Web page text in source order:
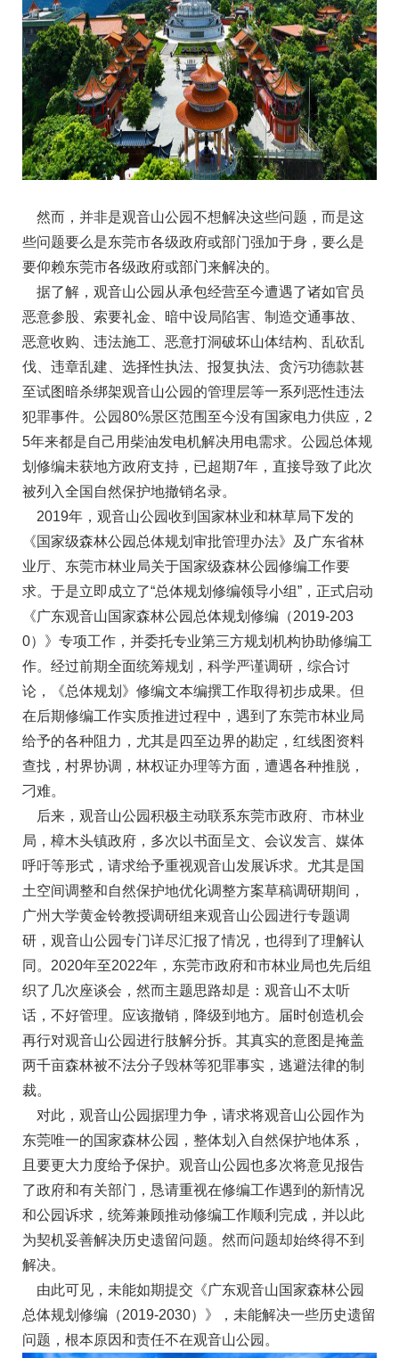
然而，并非是观音山公园不想解决这些问题，而是这
些问题要么是东莞市各级政府或部门强加于身，要么是
要仰赖东莞市各级政府或部门来解决的。
据了解，观音山公园从承包经营至今遭遇了诸如官员
恶意参股、索要礼金、暗中设局陷害、制造交通事故、
恶意收购、违法施工、恶意打洞破坏山体结构、乱砍乱
伐、违章乱建、选择性执法、报复执法、贪污功德款甚
至试图暗杀绑架观音山公园的管理层等一系列恶性违法
犯罪事件。公园80%景区范围至今没有国家电力供应，2
5年来都是自己用柴油发电机解决用电需求。公园总体规
划修编未获地方政府支持，已超期7年，直接导致了此次
被列入全国自然保护地撤销名录。
2019年，观音山公园收到国家林业和林草局下发的
《国家级森林公园总体规划审批管理办法》及广东省林
业厅、东莞市林业局关于国家级森林公园修编工作要
求。于是立即成立了“总体规划修编领导小组”，正式启动
《广东观音山国家森林公园总体规划修编（2019-203
0）》专项工作，并委托专业第三方规划机构协助修编工
作。经过前期全面统筹规划，科学严谨调研，综合讨
论，《总体规划》修编文本编撰工作取得初步成果。但
在后期修编工作实质推进过程中，遇到了东莞市林业局
给予的各种阻力，尤其是四至边界的勘定，红线图资料
查找，村界协调，林权证办理等方面，遭遇各种推脱，
刁难。
后来，观音山公园积极主动联系东莞市政府、市林业
局，樟木头镇政府，多次以书面呈文、会议发言、媒体
呼吁等形式，请求给予重视观音山发展诉求。尤其是国
土空间调整和自然保护地优化调整方案草稿调研期间，
广州大学黄金铃教授调研组来观音山公园进行专题调
研，观音山公园专门详尽汇报了情况，也得到了理解认
同。2020年至2022年，东莞市政府和市林业局也先后组
织了几次座谈会，然而主题思路却是：观音山不太听
话，不好管理。应该撤销，降级到地方。届时创造机会
再行对观音山公园进行肢解分拆。其真实的意图是掩盖
两千亩森林被不法分子毁林等犯罪事实，逃避法律的制
裁。
对此，观音山公园据理力争，请求将观音山公园作为
东莞唯一的国家森林公园，整体划入自然保护地体系，
且要更大力度给予保护。观音山公园也多次将意见报告
了政府和有关部门，恳请重视在修编工作遇到的新情况
和公园诉求，统筹兼顾推动修编工作顺利完成，并以此
为契机妥善解决历史遗留问题。然而问题却始终得不到
解决。
由此可见，未能如期提交《广东观音山国家森林公园
总体规划修编（2019-2030）》，未能解决一些历史遗留
问题，根本原因和责任不在观音山公园。